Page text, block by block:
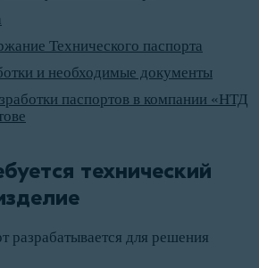
Технического паспорта
и необходимые документы
паспортов в компании «НТД
технический
разрабатывается для решения